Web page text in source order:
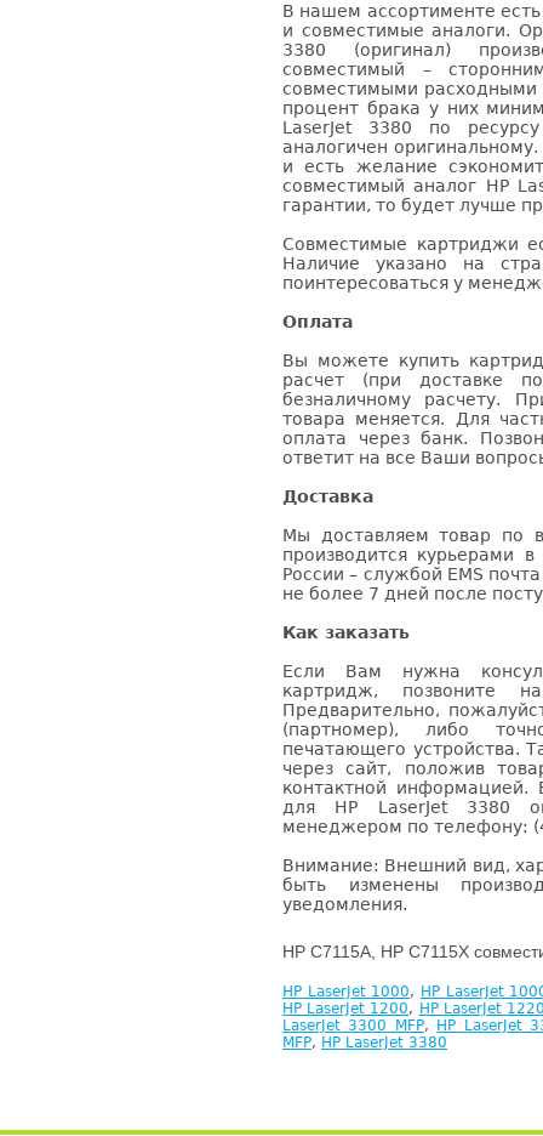
В нашем ассортименте
и совместимые аналоги.
3380 (оригинал)
совместимый –
совместимыми расходными
процент брака у них
LaserJet 3380 по
аналогичен
и есть желание
совместимый аналог HP
гарантии, то будет лучше
Совместимые картриджи
Наличие указано на
поинтересоваться у
Оплата
Вы можете купить
расчет (при доставке
безналичному расчету.
товара меняется. Для
оплата через банк.
ответит на все Ваши
Доставка
Мы доставляем товар по
производится курьерами
России – службой EMS
не более 7 дней после
Как заказать
Если Вам нужна
картридж, позвоните
Предварительно,
(партномер), либо
печатающего устройства.
через сайт, положив
контактной информацией.
для HP LaserJet 3380
менеджером по телефону:
Внимание: Внешний вид,
быть изменены
уведомления.
HP C7115A, HP C7115X
HP LaserJet 1000, HP LaserJet
HP LaserJet 1200, HP LaserJet
LaserJet 3300 MFP,
HP LaserJet
MFP, HP LaserJet 3380